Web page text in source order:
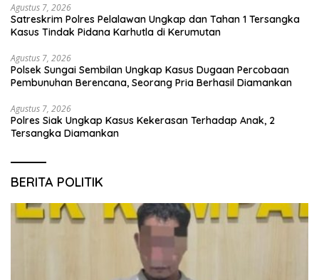
Agustus 7, 2026
Satreskrim Polres Pelalawan Ungkap dan Tahan 1 Tersangka
Kasus Tindak Pidana Karhutla di Kerumutan
Agustus 7, 2026
Polsek Sungai Sembilan Ungkap Kasus Dugaan Percobaan
Pembunuhan Berencana, Seorang Pria Berhasil Diamankan
Agustus 7, 2026
Polres Siak Ungkap Kasus Kekerasan Terhadap Anak, 2
Tersangka Diamankan
BERITA POLITIK